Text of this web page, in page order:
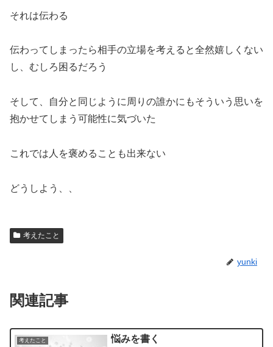
それは伝わる
伝わってしまったら相手の立場を考えると全然嬉しくない
し、むしろ困るだろう
そして、自分と同じように周りの誰かにもそういう思いを
抱かせてしまう可能性に気づいた
これでは人を褒めることも出来ない
どうしよう、、
考えたこと
yunki
関連記事
考えたこと 悩みを書く